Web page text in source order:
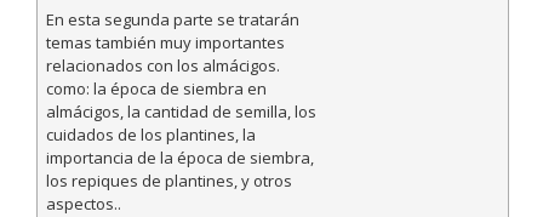
En esta segunda parte se tratarán
temas también muy importantes
relacionados con los almácigos.
como: la época de siembra en
almácigos, la cantidad de semilla, los
cuidados de los plantines, la
importancia de la época de siembra,
los repiques de plantines, y otros
aspectos..